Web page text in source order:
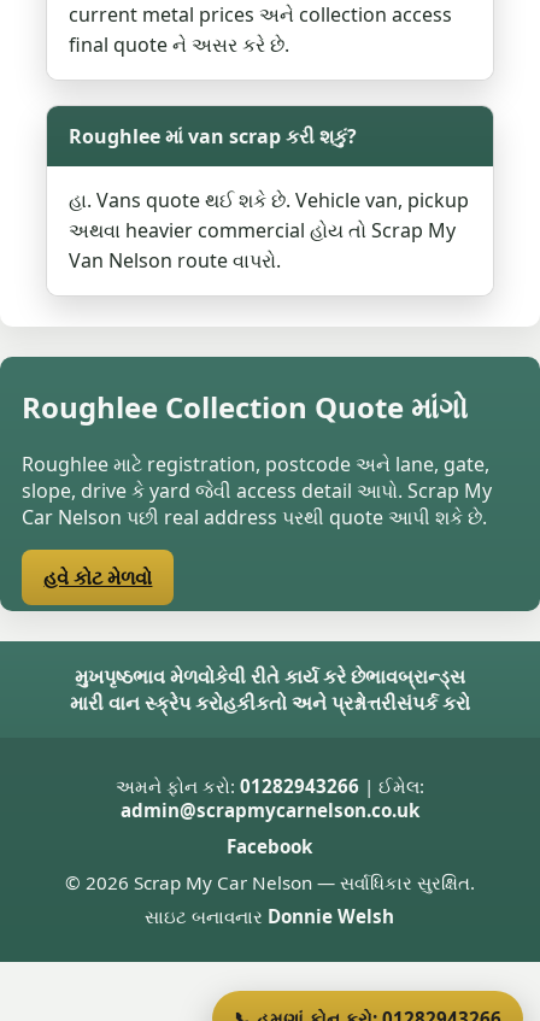
current metal prices અને collection access
final quote ને અસર કરે છે.
Roughlee માં van scrap કરી શકું?
હા. Vans quote થઈ શકે છે. Vehicle van, pickup
અથવા heavier commercial હોય તો Scrap My
Van Nelson route વાપરો.
Roughlee Collection Quote માંગો
Roughlee માટે registration, postcode અને lane, gate,
slope, drive કે yard જેવી access detail આપો. Scrap My
Car Nelson પછી real address પરથી quote આપી શકે છે.
હવે કોટ મેળવો
મુખપૃષ્ઠભાવ મેળવોકેવી રીતે કાર્ય કરે છેભાવબ્રાન્ડ્સ
મારી વાન સ્ક્રેપ કરોહકીકતો અને પ્રશ્નોત્તરીસંપર્ક કરો
અમને ફોન કરો: 01282943266| ઈમેલ:
admin@scrapmycarnelson.co.uk
Facebook
© 2026 Scrap My Car Nelson — સર્વાધિકાર સુરક્ષિત.
સાઇટ બનાવનાર Donnie Welsh